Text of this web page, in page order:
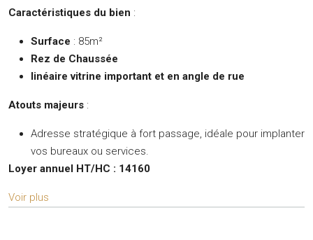
Caractéristiques du bien :
Surface : 85m²
Rez de Chaussée
linéaire vitrine important et en angle de rue
Atouts majeurs :
Adresse stratégique à fort passage, idéale pour implanter
vos bureaux ou services.
Loyer annuel HT/HC : 14160
Voir plus